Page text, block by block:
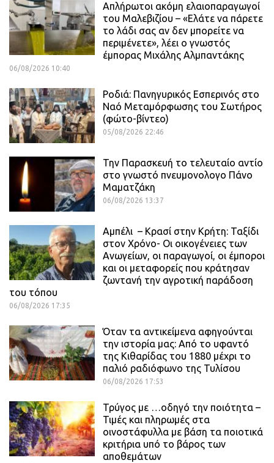
Απλήρωτοι ακόμη ελαιοπαραγωγοί
του Μαλεβιζίου – «Ελάτε να πάρετε
το λάδι σας αν δεν μπορείτε να
περιμένετε», λέει ο γνωστός
έμπορας Μιχάλης Αλμπαντάκης
06/08/2026 10:40
Ροδιά: Πανηγυρικός Εσπερινός στο
Ναό Μεταμόρφωσης του Σωτήρος
(φώτο-βίντεο)
05/08/2026 22:46
Την Παρασκευή το τελευταίο αντίο
στο γνωστό πνευμονολογο Πάνο
Μαματζάκη
06/08/2026 13:37
Αμπέλι – Κρασί στην Κρήτη: Ταξίδι
στον Χρόνο- Οι οικογένειες των
Ανωγείων, οι παραγωγοί, οι έμποροι
και οι μεταφορείς που κράτησαν
ζωντανή την αγροτική παράδοση
του τόπου
06/08/2026 17:35
Όταν τα αντικείμενα αφηγούνται
την ιστορία μας: Από το υφαντό
της Κιθαρίδας του 1880 μέχρι το
παλιό ραδιόφωνο της Τυλίσου
06/08/2026 17:53
Τρύγος με …οδηγό την ποιότητα –
Τιμές και πληρωμές στα
οινοστάφυλλα με βάση τα ποιοτικά
κριτήρια υπό το βάρος των
αποθεμάτων